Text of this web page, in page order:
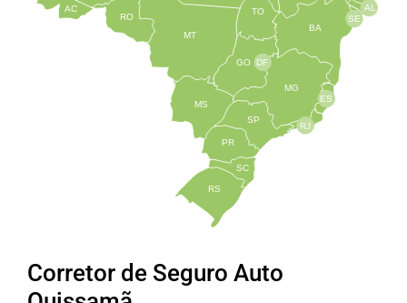
TO
BA
SE
AL
AC
RO
MT
MS
GO
PR
SC
RS
SP
MG
RJ
ES
DF
Corretor de Seguro Auto